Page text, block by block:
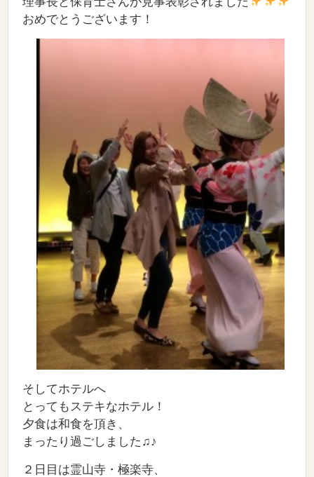
おめでとうございます！
そしてホテルへ
とってもステキなホテル！
夕食は和食を頂き、
まったり過ごしました♫♪
２日目は霊山寺・極楽寺、